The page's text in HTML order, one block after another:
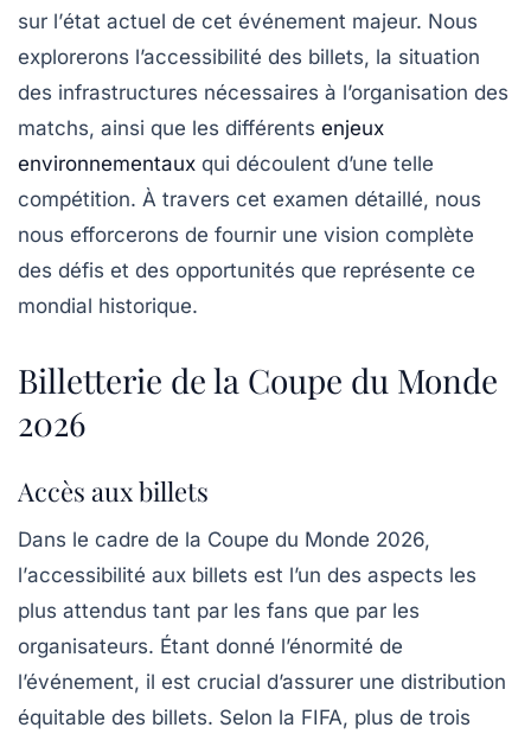
sur l’état actuel de cet événement majeur. Nous
explorerons l’accessibilité des billets, la situation
des infrastructures nécessaires à l’organisation des
matchs, ainsi que les différents enjeux
environnementaux qui découlent d’une telle
compétition. À travers cet examen détaillé, nous
nous efforcerons de fournir une vision complète
des défis et des opportunités que représente ce
mondial historique.
Billetterie de la Coupe du Monde
2026
Accès aux billets
Dans le cadre de la Coupe du Monde 2026,
l’accessibilité aux billets est l’un des aspects les
plus attendus tant par les fans que par les
organisateurs. Étant donné l’énormité de
l’événement, il est crucial d’assurer une distribution
équitable des billets. Selon la FIFA, plus de trois